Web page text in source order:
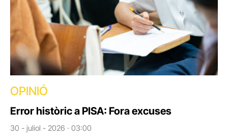
OPINIÓ
Error històric a PISA: Fora excuses
30 - juliol - 2026 · 03:00